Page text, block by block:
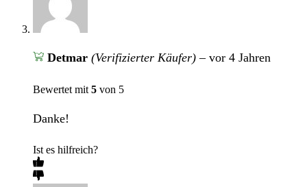
Detmar (Verifizierter Käufer) – vor 4 Jahren
Bewertet mit 5 von 5
Danke!
Ist es hilfreich?